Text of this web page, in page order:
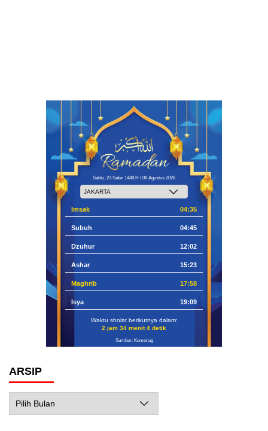
Sabtu, 23 Safar 1448 H / 08 Agustus 2026
Imsak 04:35
Subuh 04:45
Dzuhur 12:02
Ashar 15:23
Maghrib 17:58
Isya 19:09
Waktu sholat berikutnya dalam:
2 jam 34 menit 3 detik
Sumber: Kemenag
ARSIP